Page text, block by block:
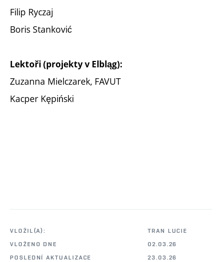
Filip Ryczaj
Boris Stanković
Lektoři (projekty v Elbląg):
Zuzanna Mielczarek, FAVUT
Kacper Kępiński
VLOŽIL(A):
TRAN LUCIE
VLOŽENO DNE
02.03.26
POSLEDNÍ AKTUALIZACE
23.03.26